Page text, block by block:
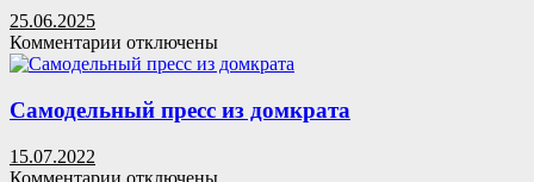
изготовления
станка)
25.06.2025
Комментарии к
записи
штукатурка
стен:
отключены
Самодельный пресс из домкрата
15.07.2022
Комментарии котключены